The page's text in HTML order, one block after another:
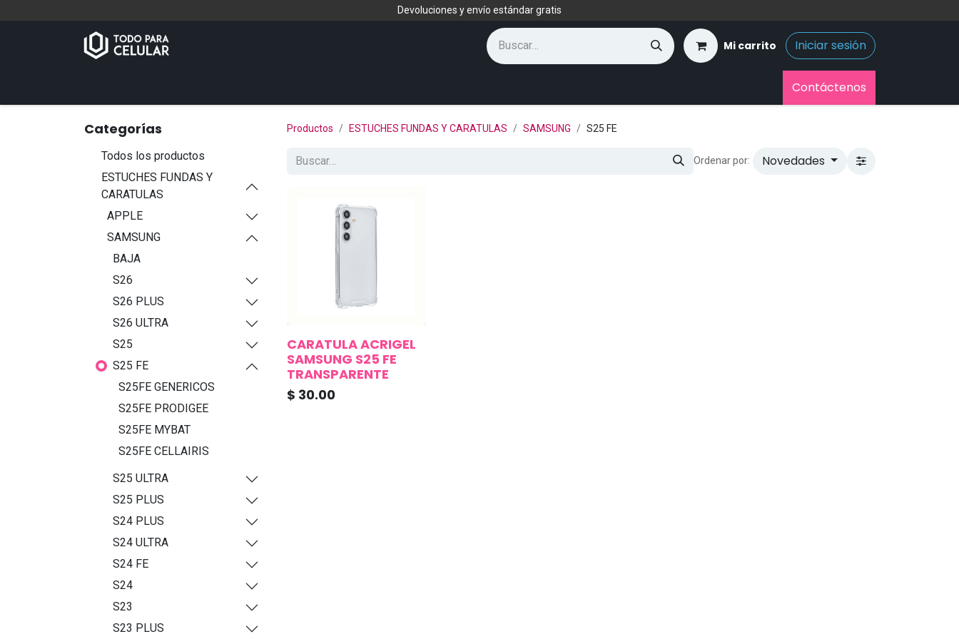
Devoluciones y envío estándar gratis
Mi carrito Iniciar sesión
Contáctenos
Categorías
Todos los productos
ESTUCHES FUNDAS Y
CARATULAS
APPLE
SAMSUNG
BAJA
S26
S26 PLUS
S26 ULTRA
S25
S25 FE
S25FE GENERICOS
S25FE PRODIGEE
S25FE MYBAT
S25FE CELLAIRIS
S25 ULTRA
S25 PLUS
S24 PLUS
S24 ULTRA
S24 FE
S24
S23
S23 PLUS
Productos ESTUCHES FUNDAS Y CARATULAS SAMSUNG S25 FE
Ordenar por: Novedades
CARATULA ACRIGEL
SAMSUNG S25 FE
TRANSPARENTE
$ 30.00